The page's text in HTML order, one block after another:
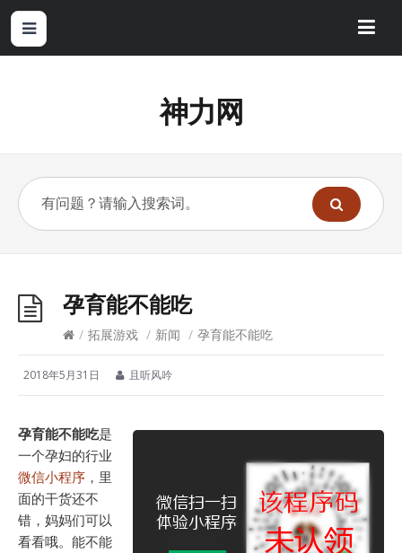
神力网
孕育能不能吃
/ 拓展游戏 / 新闻 / 孕育能不能吃
2018年5月31日 且听风吟
孕育能不能吃是
一个孕妇的行业
微信小程序 ，里
面的干货还不
错，妈妈们可以
看看哦。能不能